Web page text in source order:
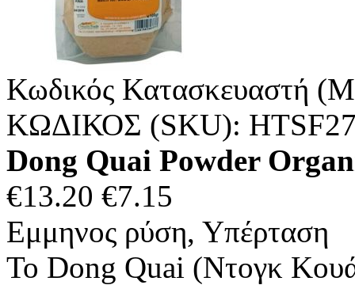
Κωδικός Κατασκευαστή
ΚΩΔΙΚΟΣ (SKU):
Dong Quai Powder
€13.20 €7.15
Εμμηνος ρύση, Υπέρταση
Το Dong Quai (Ντογκ